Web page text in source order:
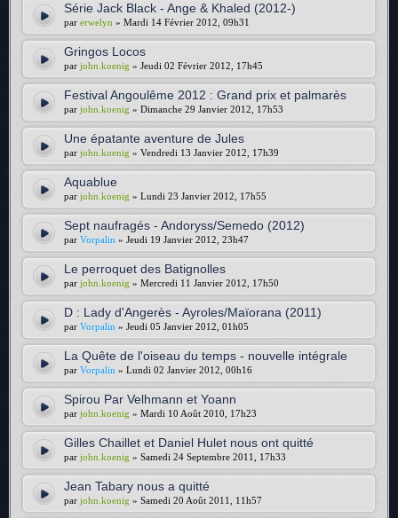
Série Jack Black - Ange & Khaled (2012-)
par erwelyn » Mardi 14 Février 2012, 09h31
Gringos Locos
par john.koenig » Jeudi 02 Février 2012, 17h45
Festival Angoulême 2012 : Grand prix et palmarès
par john.koenig » Dimanche 29 Janvier 2012, 17h53
Une épatante aventure de Jules
par john.koenig » Vendredi 13 Janvier 2012, 17h39
Aquablue
par john.koenig » Lundi 23 Janvier 2012, 17h55
Sept naufragés - Andoryss/Semedo (2012)
par Vorpalin » Jeudi 19 Janvier 2012, 23h47
Le perroquet des Batignolles
par john.koenig » Mercredi 11 Janvier 2012, 17h50
D : Lady d'Angerès - Ayroles/Maïorana (2011)
par Vorpalin » Jeudi 05 Janvier 2012, 01h05
La Quête de l'oiseau du temps - nouvelle intégrale
par Vorpalin » Lundi 02 Janvier 2012, 00h16
Spirou Par Velhmann et Yoann
par john.koenig » Mardi 10 Août 2010, 17h23
Gilles Chaillet et Daniel Hulet nous ont quitté
par john.koenig » Samedi 24 Septembre 2011, 17h33
Jean Tabary nous a quitté
par john.koenig » Samedi 20 Août 2011, 11h57